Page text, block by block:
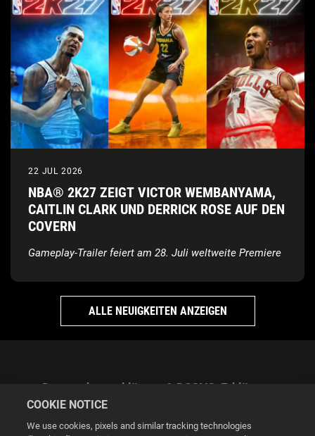
22 JUL 2026
NBA® 2K27 ZEIGT VICTOR WEMBANYAMA,
CAITLIN CLARK UND DERRICK ROSE AUF DEN
COVERN
Gameplay-Trailer feiert am 28. Juli weltweite Premiere
ALLE NEUIGKEITEN ANZEIGEN
Datenschutzerklärung & DSGVO-Erklärung
COOKIE NOTICE
We use cookies, pixels and similar tracking technologies